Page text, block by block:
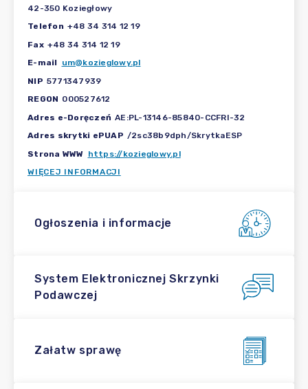
42-350 Koziegłowy
Telefon +48 34 314 12 19
Fax +48 34 314 12 19
E-mail
um@kozieglowy.pl
NIP 5771347939
REGON 000527612
Adres e-Doręczeń AE:PL-13146-85840-CCFRI-32
Adres skrytki ePUAP /2sc38b9dph/SkrytkaESP
Strona WWW https://kozieglowy.pl
WIĘCEJ INFORMACJI
Ogłoszenia i informacje
System Elektronicznej Skrzynki
Podawczej
Załatw sprawę